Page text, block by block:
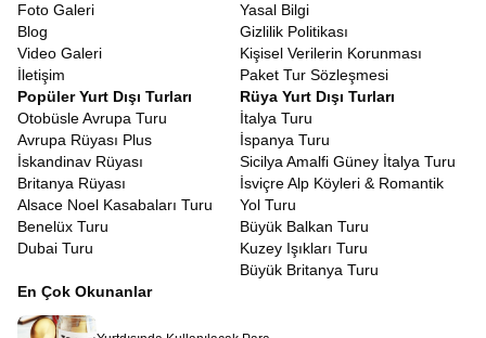
Bavyera bölgesi, şatolar ve saraylar konusunda dünyanın en
zengin bölgelerinden biridir.
Romantik Yol Almanya Şato Turu
sadece Neuschwanstein ile sınırlı kalmayıp Hohenschwangau gibi
diğer önemli yapıları ve Würzburg’daki Rezidans Sarayı gibi
UNESCO Dünya Mirası listesindeki eserleri de kapsar. Bu
şatoların her biri, dönemin sanat anlayışını, kralların yaşam
tarzını ve bölgenin siyasi tarihini yansıtan birer aynadır. Barok ve
Rokoko mimarisinin en ince detaylarını görebileceğiniz bu yapılar,
sanat tarihine ilgi duyan gezginler için bulunmaz birer hazinedir.
İsviçre Alpleri Kapsamlı Avrupa Turu
Doğaya saygının ve sürdürülebilir yaşamın merkezi olan
İsviçre Doğa ve Köy Turuyapmak, aynı zamanda bir
ekolojik farkındalık gezisidir. İneklerin boyunlarındaki çan sesleri
eşliğinde yapacağınız yürüyüşlerde, endemik bitki türlerini
inceleyebilir ve tertemiz havayı ciğerlerinize doldurabilirsiniz. Bu
Foto Galeri
Blog
Video Galeri
İletişim
Yasal Bilgi
Gizlilik Politikası
Kişisel Verilerin Korunması
Paket Tur Sözleşmesi
Popüler Yurt Dışı Turları
Otobüsle Avrupa Turu
Avrupa Rüyası Plus
İskandinav Rüyası
Britanya Rüyası
Alsace Noel Kasabaları Turu
Benelüx Turu
Dubai Turu
Rüya Yurt Dışı Turları
İtalya Turu
İspanya Turu
Sicilya Amalfi Güney İtalya Turu
İsviçre Alp Köyleri & Romantik
Yol Turu
Büyük Balkan Turu
Kuzey Işıkları Turu
Büyük Britanya Turu
En Çok Okunanlar